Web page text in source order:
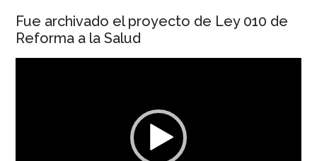
Fue archivado el proyecto de Ley 010 de
Reforma a la Salud